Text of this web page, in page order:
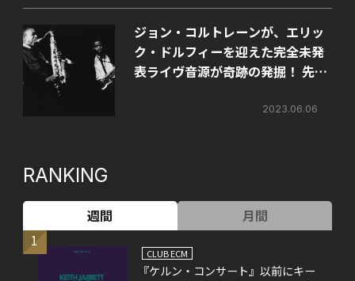
ジョン・コルトレーンが、エリッ
ク・ドルフィーを迎えた完全未発
表ライヴ音源が奇跡の発掘！ 先行
2023.06.06
RANKING
週間
月間
1
CLUB ECM
『ケルン・コンサート』以前にキー